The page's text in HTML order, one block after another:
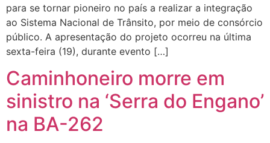
para se tornar pioneiro no país a realizar a integração
ao Sistema Nacional de Trânsito, por meio de consórcio
público. A apresentação do projeto ocorreu na última
sexta-feira (19), durante evento […]
Caminhoneiro morre em
sinistro na ‘Serra do Engano’
na BA-262